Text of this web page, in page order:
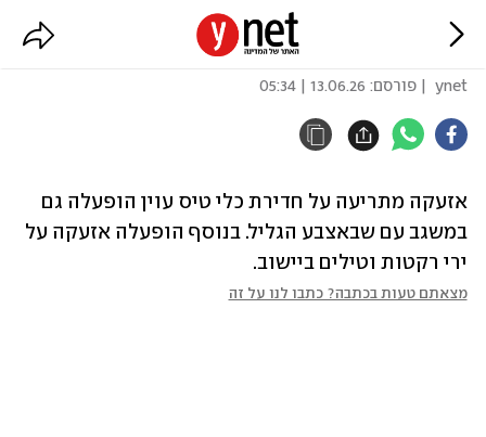
אזעקה גם במשגב עם
ynet | פורסם: 13.06.26 | 05:34
ירי רקטות וטילים ביישוב.
מצאתם טעות בכתבה? כתבו לנו על זה